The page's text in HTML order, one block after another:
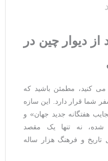
از دیوار چین در
‌کنید، مطمئن باشید که
قرار دارد. این سازه
هفتگانه جدید جهان» و
نه تنها یک مقصد
و فرهنگ هزار ساله